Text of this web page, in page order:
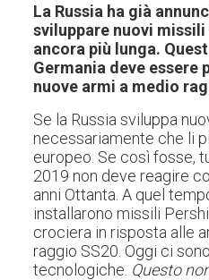
La Russia ha già
sviluppare nuovi
ancora più lunga.
Germania deve essere
nuove armi a medio
Se la Russia sviluppa
necessariamente che li
europeo. Se così fosse,
2019 non deve reagire
anni Ottanta. A quel
installarono missili
crociera in risposta alle
raggio SS20. Oggi ci
tecnologiche. Questo